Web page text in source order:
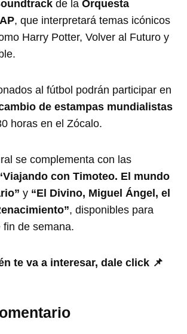
de laOrquesta
, que interpretará temas icónicos
Harry Potter, Volver al Futuro y
al fútbol podrán participar en
de estampas mundialistas
horas en el Zócalo.
se complementa con las
con Timoteo. El mundo
y “El Divino, Miguel Ángel, el
, disponibles para
de semana.
te va a interesar, dale click 📌